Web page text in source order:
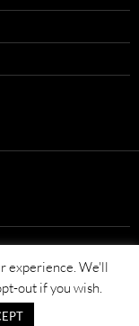
experience. We'll
out if you wish.